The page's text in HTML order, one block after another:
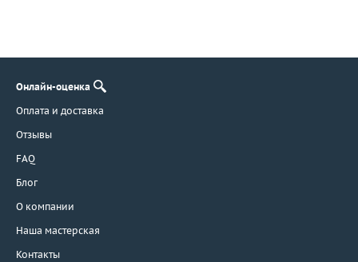
Онлайн-оценка
Оплата и доставка
Отзывы
FAQ
Блог
О компании
Наша мастерская
Контакты